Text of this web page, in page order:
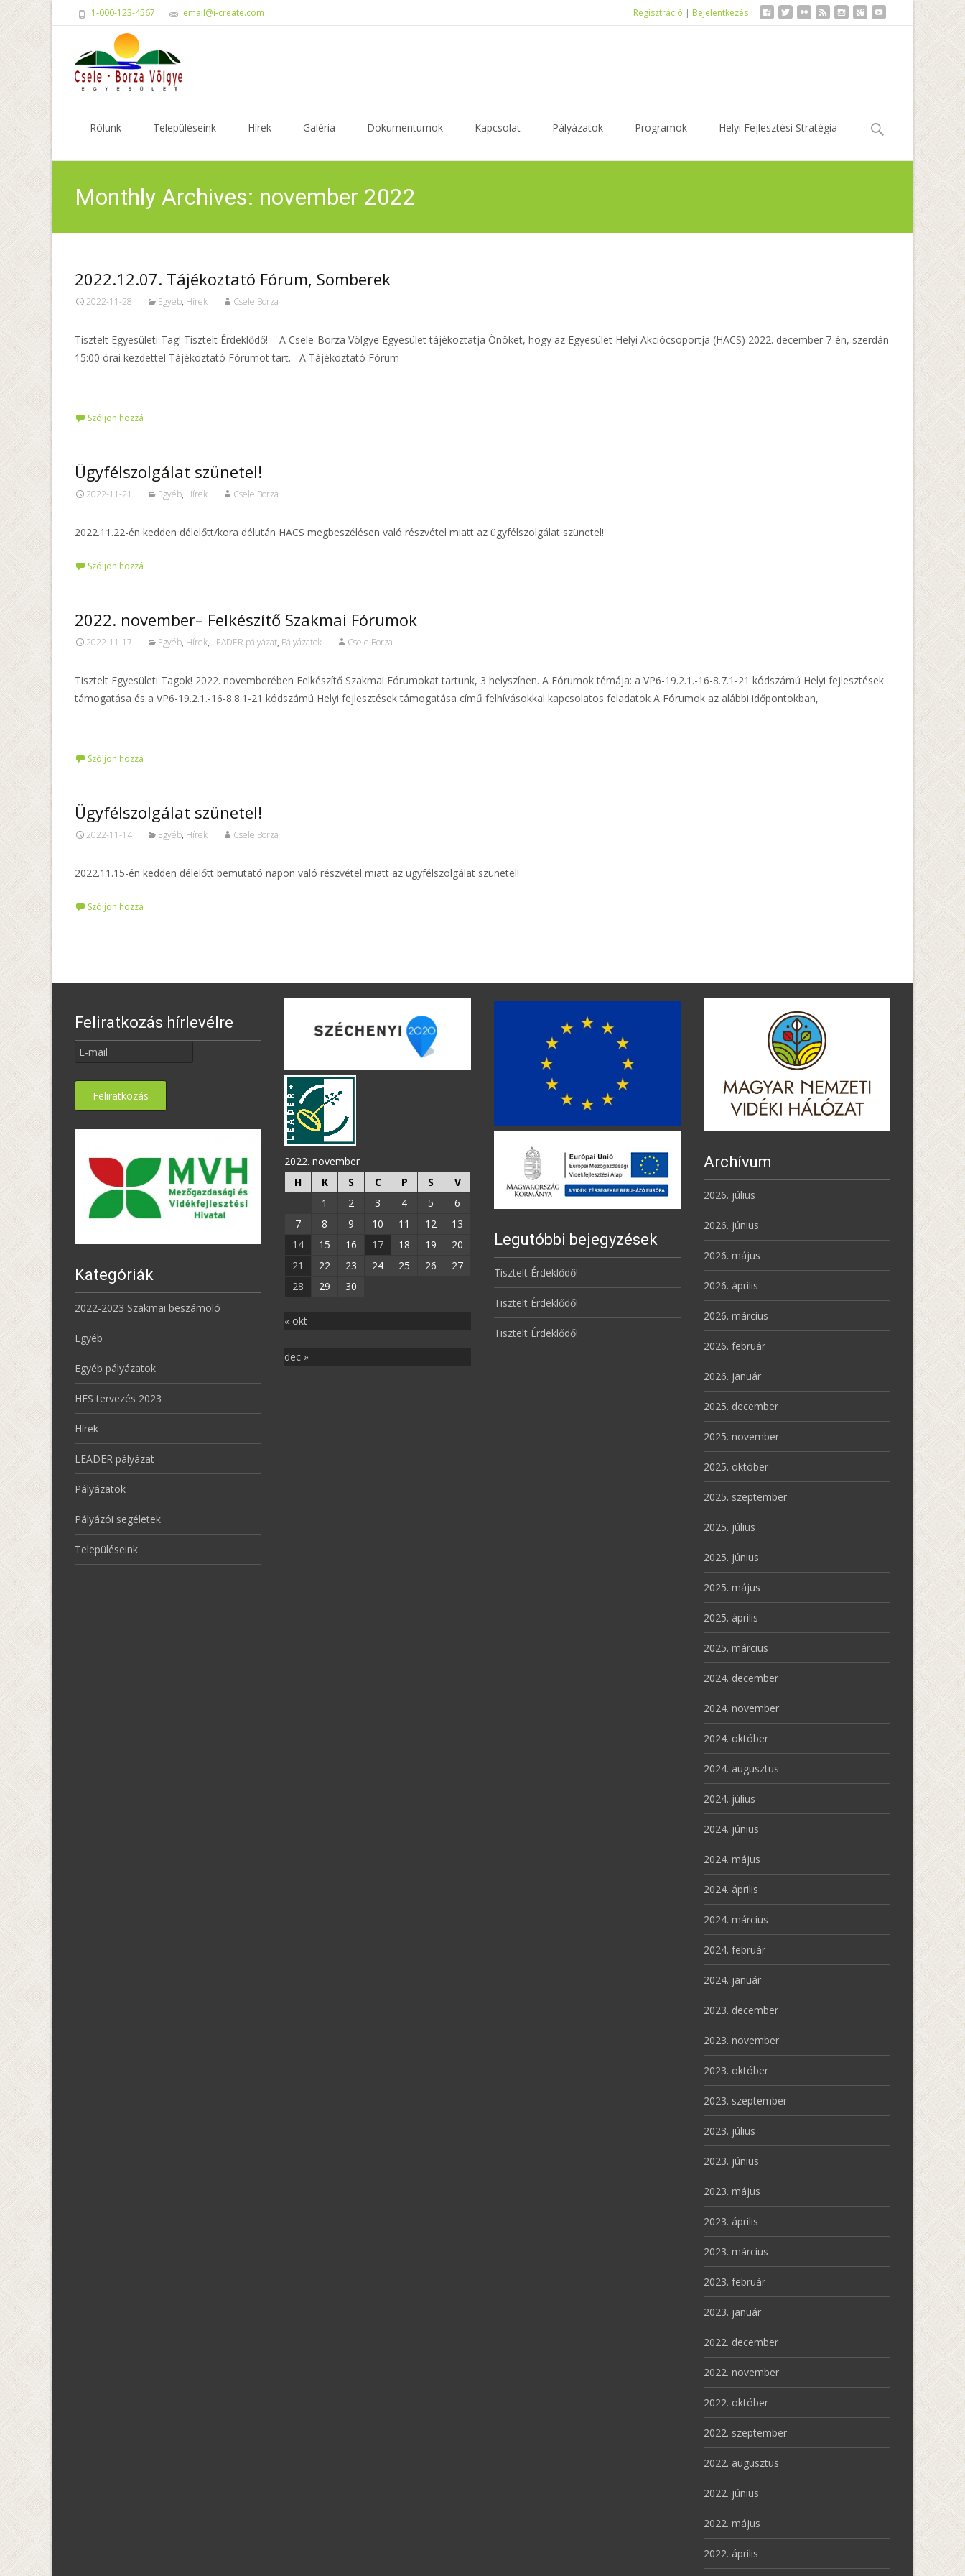
1-000-123-4567 email@i-create.com Regisztráció | Bejelentkezés
Rólunk Településeink Hírek Galéria Dokumentumok Kapcsolat Pályázatok Programok Helyi Fejlesztési Stratégia Keresés:
Monthly Archives: november 2022
2022.12.07. Tájékoztató Fórum, Somberek
2022-11-28 Egyéb, Hírek Csele Borza
Tisztelt Egyesületi Tag! Tisztelt Érdeklődő! A Csele-Borza Völgye Egyesület tájékoztatja Önöket, hogy az Egyesület Helyi Akciócsoportja (HACS) 2022. december 7-én, szerdán
15:00 órai kezdettel Tájékoztató Fórumot tart. A Tájékoztató Fórum
Szóljon hozzá
Ügyfélszolgálat szünetel!
2022-11-21 Egyéb, Hírek Csele Borza
2022.11.22-én kedden délelőtt/kora délután HACS megbeszélésen való részvétel miatt az ügyfélszolgálat szünetel!
Szóljon hozzá
2022. november– Felkészítő Szakmai Fórumok
2022-11-17 Egyéb, Hírek, LEADER pályázat, Pályázatok Csele Borza
Tisztelt Egyesületi Tagok! 2022. novemberében Felkészítő Szakmai Fórumokat tartunk, 3 helyszínen. A Fórumok témája: a VP6-19.2.1.-16-8.7.1-21 kódszámú Helyi fejlesztések
támogatása és a VP6-19.2.1.-16-8.8.1-21 kódszámú Helyi fejlesztések támogatása című felhívásokkal kapcsolatos feladatok A Fórumok az alábbi időpontokban,
Szóljon hozzá
Ügyfélszolgálat szünetel!
2022-11-14 Egyéb, Hírek Csele Borza
2022.11.15-én kedden délelőtt bemutató napon való részvétel miatt az ügyfélszolgálat szünetel!
Szóljon hozzá
Feliratkozás hírlevélre
Archívum
2026. július
2026. június
2026. május
2026. április
2026. március
2026. február
2026. január
2025. december
2025. november
2025. október
2025. szeptember
2025. július
2025. június
2025. május
2025. április
2025. március
2024. december
2024. november
2024. október
2024. augusztus
2024. július
2024. június
2024. május
2024. április
2024. március
2024. február
2024. január
2023. december
2023. november
2023. október
2023. szeptember
2023. július
2023. június
2023. május
2023. április
2023. március
2023. február
2023. január
2022. december
2022. november
2022. október
2022. szeptember
2022. augusztus
2022. június
2022. május
2022. április
2022. november
H
K S C P S
V
1
2 3 4 5
6
7
8 9 10 11 12
13
14
15 16 17 18 19
20
21
22 23 24 25 26
27
28
29 30
« okt
dec »
Legutóbbi bejegyzések
Tisztelt Érdeklődő!
Tisztelt Érdeklődő!
Tisztelt Érdeklődő!
Kategóriák
2022-2023 Szakmai beszámoló
Egyéb
Egyéb pályázatok
HFS tervezés 2023
Hírek
LEADER pályázat
Pályázatok
Pályázói segéletek
Településeink